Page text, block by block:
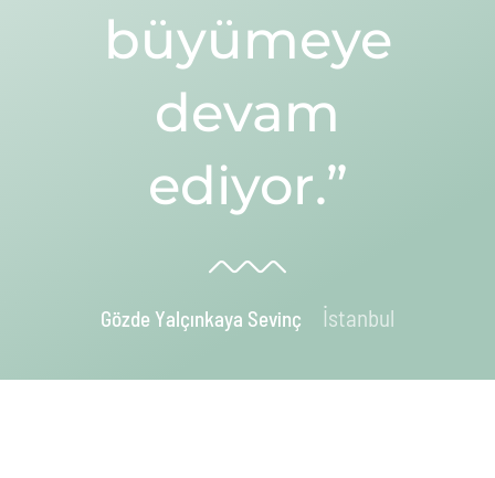
büyümeye
devam
ediyor.”
Gözde Yalçınkaya Sevinç İstanbul